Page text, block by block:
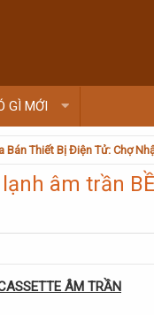
GÌ MỚI
Bán Thiết Bị Điện Tử: Chợ
âm trần
ÂM TRẦN